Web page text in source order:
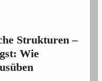
Strukturen –
Wie